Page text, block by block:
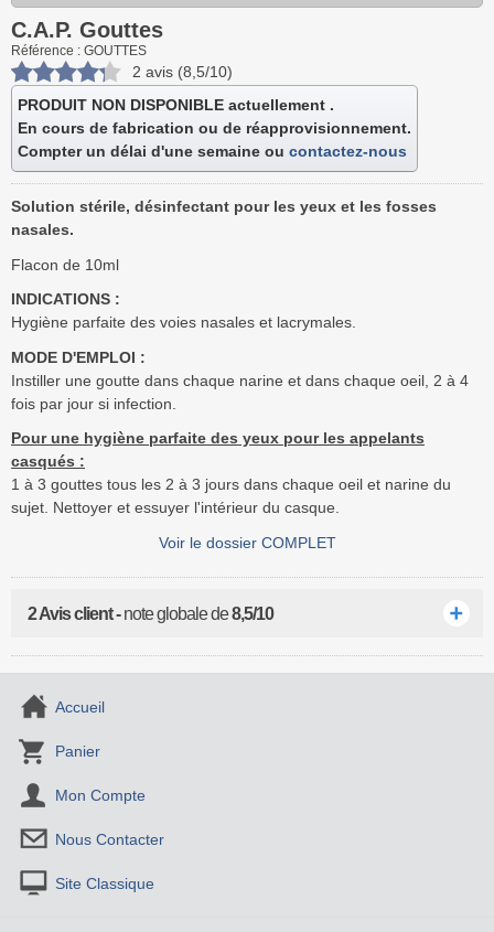
C.A.P. Gouttes
Référence : GOUTTES
2 avis (8,5/10)
PRODUIT NON DISPONIBLE actuellement .
En cours de fabrication ou de réapprovisionnement.
Compter un délai d'une semaine ou contactez-nous
Solution stérile, désinfectant pour les yeux et les fosses
nasales.
Flacon de 10ml
INDICATIONS :
Hygiène parfaite des voies nasales et lacrymales.
MODE D'EMPLOI :
Instiller une goutte dans chaque narine et dans chaque oeil, 2 à 4
fois par jour si infection.
Pour une hygiène parfaite des yeux pour les appelants
casqués :
1 à 3 gouttes tous les 2 à 3 jours dans chaque oeil et narine du
sujet. Nettoyer et essuyer l'intérieur du casque.
Voir le dossier COMPLET
2 Avis client -note globale de8,5/10
Accueil
Panier
Mon Compte
Nous Contacter
Site Classique